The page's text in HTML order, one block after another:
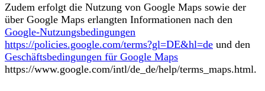
Zudem erfolgt die Nutzung von Google Maps sowie der
über Google Maps erlangten Informationen nach den
Google-Nutzungsbedingungen
https://policies.google.com/terms?gl=DE&hl=de und den
Geschäftsbedingungen für Google Maps
https://www.google.com/intl/de_de/help/terms_maps.html.